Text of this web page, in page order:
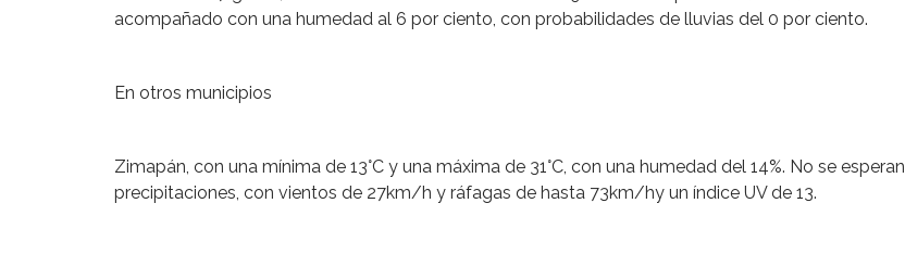
acompañado con una humedad al 6 por ciento, con probabilidades de lluvias del 0 por ciento.
En otros municipios
Zimapán, con una mínima de 13°C y una máxima de 31°C, con una humedad del 14%. No se esperan
precipitaciones, con vientos de 27km/h y ráfagas de hasta 73km/hy un índice UV de 13.